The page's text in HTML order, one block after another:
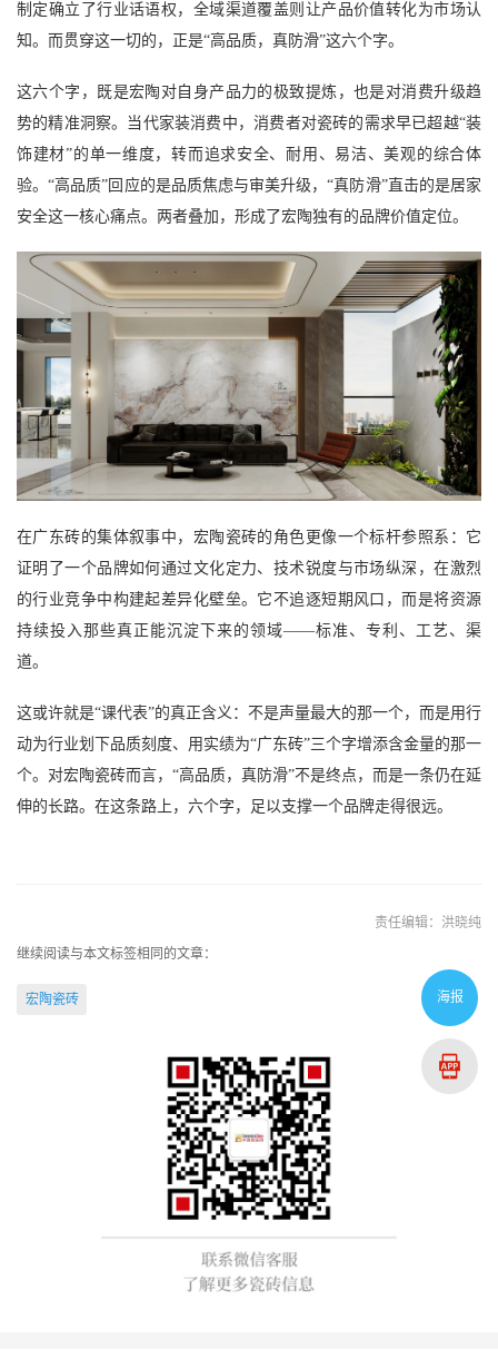
制定确立了行业话语权，全域渠道覆盖则让产品价值转化为市场认
知。而贯穿这一切的，正是“高品质，真防滑”这六个字。
这六个字，既是宏陶对自身产品力的极致提炼，也是对消费升级趋
势的精准洞察。当代家装消费中，消费者对瓷砖的需求早已超越“装
饰建材”的单一维度，转而追求安全、耐用、易洁、美观的综合体
验。“高品质”回应的是品质焦虑与审美升级，“真防滑”直击的是居家
安全这一核心痛点。两者叠加，形成了宏陶独有的品牌价值定位。
在广东砖的集体叙事中，宏陶瓷砖的角色更像一个标杆参照系：它
证明了一个品牌如何通过文化定力、技术锐度与市场纵深，在激烈
的行业竞争中构建起差异化壁垒。它不追逐短期风口，而是将资源
持续投入那些真正能沉淀下来的领域——标准、专利、工艺、渠
道。
这或许就是“课代表”的真正含义：不是声量最大的那一个，而是用行
动为行业划下品质刻度、用实绩为“广东砖”三个字增添含金量的那一
个。对宏陶瓷砖而言，“高品质，真防滑”不是终点，而是一条仍在延
伸的长路。在这条路上，六个字，足以支撑一个品牌走得很远。
责任编辑：洪晓纯
继续阅读与本文标签相同的文章：
宏陶瓷砖 海报